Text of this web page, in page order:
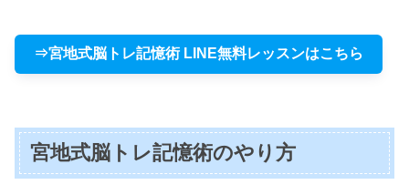
⇒宮地式脳トレ記憶術 LINE無料レッスンはこちら
宮地式脳トレ記憶術のやり方